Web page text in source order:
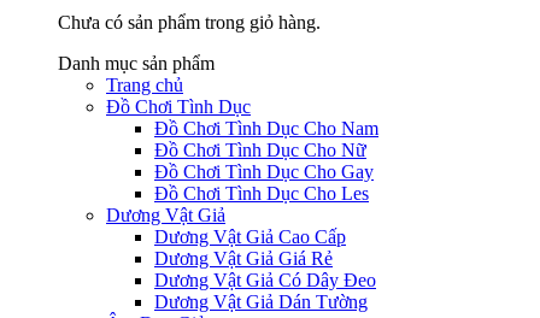
Chưa có sản phẩm trong giỏ hàng.
Danh mục sản phẩm
Trang chủ
Đồ Chơi Tình Dục
Đồ Chơi Tình Dục Cho Nam
Đồ Chơi Tình Dục Cho Nữ
Đồ Chơi Tình Dục Cho Gay
Đồ Chơi Tình Dục Cho Les
Dương Vật Giả
Dương Vật Giả Cao Cấp
Dương Vật Giả Giá Rẻ
Dương Vật Giả Có Dây Đeo
Dương Vật Giả Dán Tường